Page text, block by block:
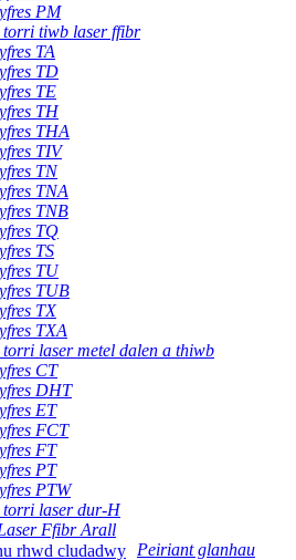
PM
torri tiwb laser ffibr
TA
TD
TE
TH
THA
TIV
TN
TNA
TNB
TQ
TS
TU
TUB
TX
TXA
laser metel dalen a thiwb
CT
DHT
ET
FCT
FT
PT
PTW
torri laser dur-H
Ffibr Arall
Peiriant glanhau